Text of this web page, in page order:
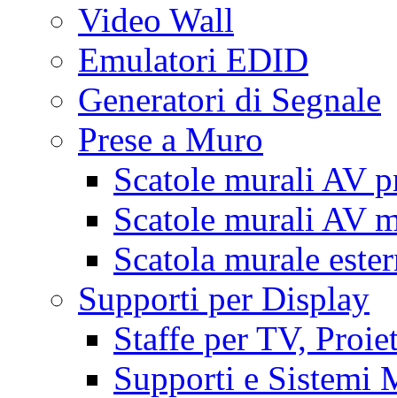
Video Wall
Emulatori EDID
Generatori di Segnale
Prese a Muro
Scatole murali AV
Scatole murali AV
Scatola murale
Supporti per Display
Staffe per TV,
Supporti e Sistemi